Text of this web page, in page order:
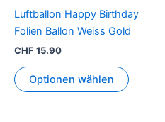
Luftballon Happy Birthday
Folien Ballon Weiss Gold
CHF15.90
Optionen wählen